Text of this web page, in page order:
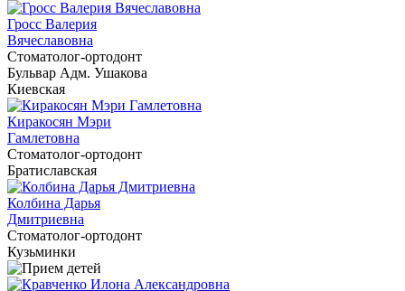
Гросс Валерия
Вячеславовна
Cтоматолог-ортодонт
Бульвар Адм. Ушакова
Киевская
Киракосян Мэри
Гамлетовна
Cтоматолог-ортодонт
Братиславская
Колбина Дарья
Дмитриевна
Cтоматолог-ортодонт
Кузьминки